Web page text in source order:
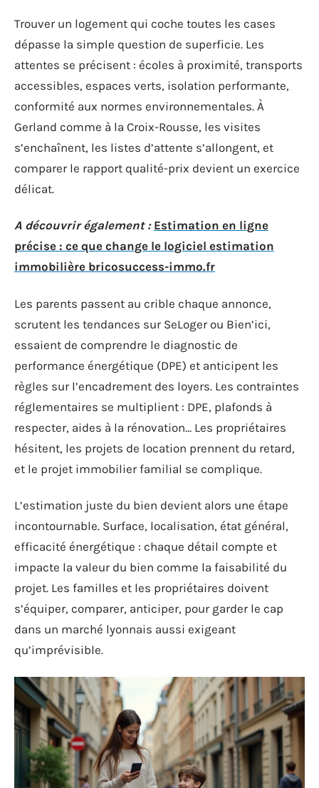
Trouver un logement qui coche toutes les cases
dépasse la simple question de superficie. Les
attentes se précisent : écoles à proximité, transports
accessibles, espaces verts, isolation performante,
conformité aux normes environnementales. À
Gerland comme à la Croix-Rousse, les visites
s’enchaînent, les listes d’attente s’allongent, et
comparer le rapport qualité-prix devient un exercice
délicat.
A découvrir également : Estimation en ligne
précise : ce que change le logiciel estimation
immobilière bricosuccess-immo.fr
Les parents passent au crible chaque annonce,
scrutent les tendances sur SeLoger ou Bien’ici,
essaient de comprendre le diagnostic de
performance énergétique (DPE) et anticipent les
règles sur l’encadrement des loyers. Les contraintes
réglementaires se multiplient : DPE, plafonds à
respecter, aides à la rénovation… Les propriétaires
hésitent, les projets de location prennent du retard,
et le projet immobilier familial se complique.
L’estimation juste du bien devient alors une étape
incontournable. Surface, localisation, état général,
efficacité énergétique : chaque détail compte et
impacte la valeur du bien comme la faisabilité du
projet. Les familles et les propriétaires doivent
s’équiper, comparer, anticiper, pour garder le cap
dans un marché lyonnais aussi exigeant
qu’imprévisible.